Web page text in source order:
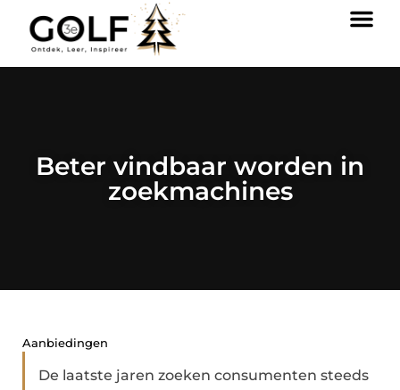
Beter vindbaar worden in
zoekmachines
Aanbiedingen
De laatste jaren zoeken consumenten steeds